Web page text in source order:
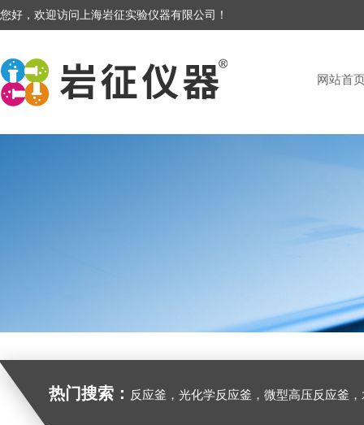
您好，欢迎访问上海岩征实验仪器有限公司！
网站首
热门搜索： 反应釜，光化学反应釜，微型高压反应釜